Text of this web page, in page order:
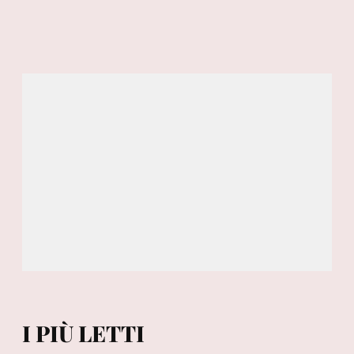
I PIÙ LETTI